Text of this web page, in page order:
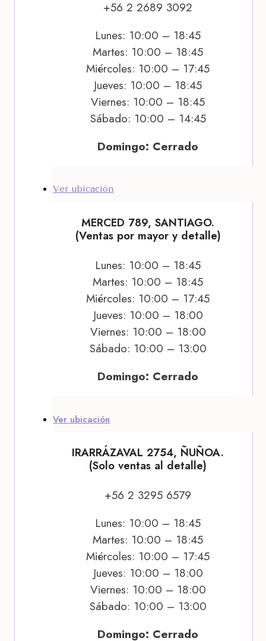
+56 2 2689 3092
Lunes: 10:00 – 18:45
Martes: 10:00 – 18:45
Miércoles: 10:00 – 17:45
Jueves: 10:00 – 18:45
Viernes: 10:00 – 18:45
Sábado: 10:00 – 14:45
Domingo: Cerrado
Ver ubicación
MERCED 789, SANTIAGO.
(Ventas por mayor y detalle)
Lunes: 10:00 – 18:45
Martes: 10:00 – 18:45
Miércoles: 10:00 – 17:45
Jueves: 10:00 – 18:00
Viernes: 10:00 – 18:00
Sábado: 10:00 – 13:00
Domingo: Cerrado
Ver ubicación
IRARRÁZAVAL 2754, ÑUÑOA.
(Solo ventas al detalle)
+56 2 3295 6579
Lunes: 10:00 – 18:45
Martes: 10:00 – 18:45
Miércoles: 10:00 – 17:45
Jueves: 10:00 – 18:00
Viernes: 10:00 – 18:00
Sábado: 10:00 – 13:00
Domingo: Cerrado